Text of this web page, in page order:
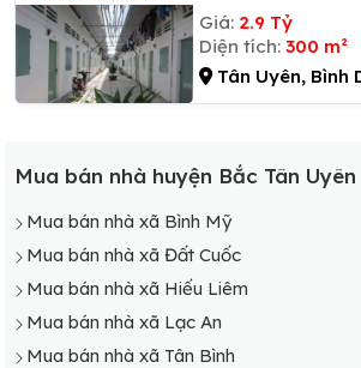
Giá: 2.9 Tỷ
Diện tích: 300 m²
Tân Uyên, Bình
Mua bán nhà huyện Bắc Tân Uyên
Mua bán nhà xã Bình Mỹ
Mua bán nhà xã Đất Cuốc
Mua bán nhà xã Hiếu Liêm
Mua bán nhà xã Lạc An
Mua bán nhà xã Tân Bình